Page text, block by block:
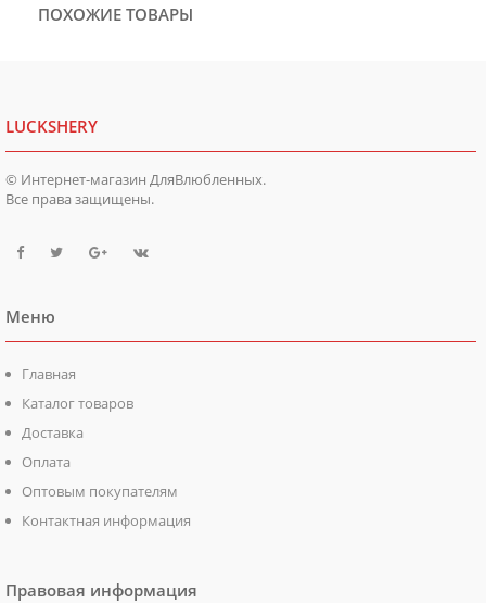
ПОХОЖИЕ ТОВАРЫ
LUCKSHERY
© Интернет-магазин ДляВлюбленных.
Все права защищены.
Меню
Главная
Каталог товаров
Доставка
Оплата
Оптовым покупателям
Контактная информация
Правовая информация